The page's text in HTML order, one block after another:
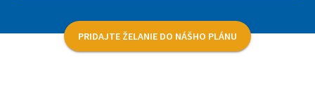
PRIDAJTE ŽELANIE DO NÁŠHO PLÁNU